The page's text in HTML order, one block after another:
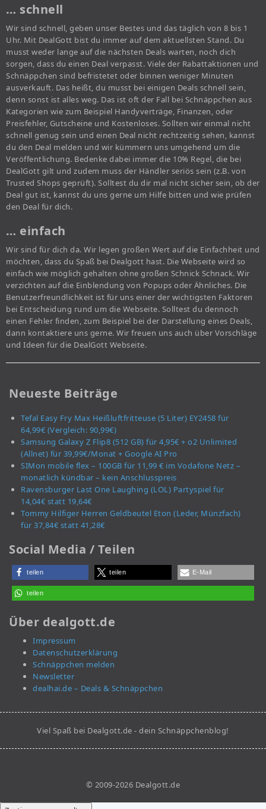
… schnell
Wir sind schnell, geben unser Bestes und das täglich von 8 bis 1
Uhr. Mit DealGott bist du immer auf dem aktuellsten Stand. Du
musst weder lange auf die nächsten Deals warten, noch dich
sorgen, dass du einen Deal verpasst. Viele der Rabattaktionen und
Schnäppchen sind befristetet oder binnen weniger Minuten
ausverkauft. Das heißt, du musst bei einigen Deals schnell sein,
denn sonst ist alles weg. Das ist oft der Fall bei Schnäppchen aus
Kategorien wie zum Beispiel Handyverträge, Finanzen, oder
Preisfehler, Gutscheine und Kostenloses. Sollten wir einmal nicht
schnell genug sein und einen Deal nicht rechtzeitig sehen, kannst
du den Deal melden und wir kümmern uns umgehend um die
Veröffentlichung. Bedenke dabei immer die 10% Regel, die bei
DealGott gilt und zudem muss der Händler seriös sein (z.B. von
Trusted Shops geprüft). Solltest du dir mal nicht sicher sein, ob der
Deal gut ist, kannst du uns gerne um Hilfe bitten und wie prüfen
den Deal für dich.
… einfach
Wir sind für dich da. Wir legen großen Wert auf die Einfachheit und
möchten, dass du Spaß bei Dealgott hast. Die Webseite wird so
einfach wie möglich gehalten ohne großen Schnick Schnack. Wir
verzichten auf die Einblendung von Popups oder Ähnliches. Die
Benutzerfreundlichkeit ist für uns einer der wichtigsten Faktoren
bei Entscheidung rund um die Webseite. Solltest du dennoch
einen Fehler finden, zum Beispiel bei der Darstellung eines Deals,
dann kontaktiere uns gerne. Wir freuen uns auch über Vorschläge
und Ideen für die DealGott Webseite.
Neueste Beiträge
Tefal Easy Fry Max Heißluftfritteuse (5 Liter) EY2458 für
64,99€ (Vergleich: 90,99€)
Samsung Galaxy Z Flip8 (512 GB) für 4,95€ + o2 Unlimited
(Allnet) für 39,99€/Monat + Google AI Pro
SIMon mobile flex – 100GB für 11,99 € im Vodafone Netz –
monatlich kündbar – kein Anschlusspreis
Ravensburger Last One Laughing (LOL) Partyspiel für
14,04€ statt 19,64€
Tommy Hilfiger Herren Geldbeutel Eton (Leder, Münzfach)
für 37,84€ statt 41,28€
Social Media / Teilen
teilen teilen E-Mail
teilen
Über dealgott.de
Impressum
Datenschutzerklärung
Schnäppchen melden
Newsletter
dealhai.de – Deals & Schnäppchen
Viel Spaß bei Dealgott.de - dein Schnäppchenblog!
© 2009-2026 Dealgott.de